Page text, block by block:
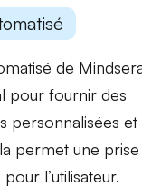
de
pour fournir des
personnalisées et
permet une
l’utilisateur.